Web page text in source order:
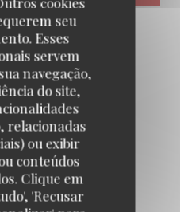
seu
Esses
servem
navegação,
do site,
relacionadas
ou exibir
conteúdos
Clique em
'Recusar